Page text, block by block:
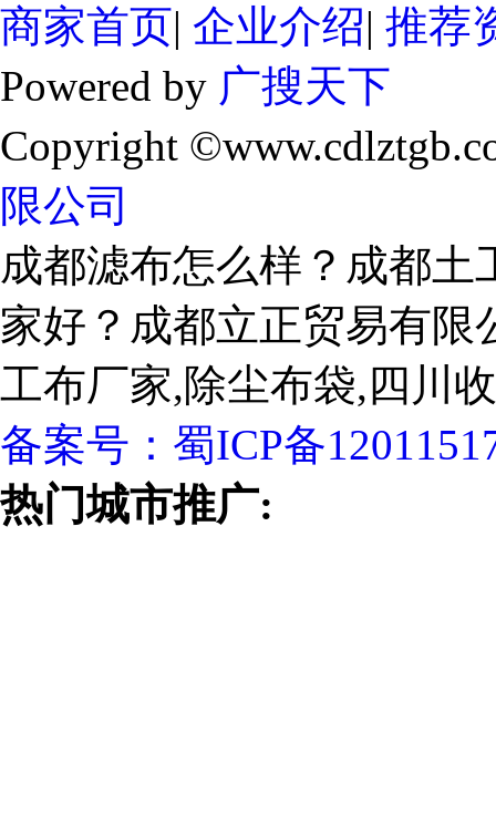
商家首页| 企业介绍| 推荐
Powered by 广搜天下
Copyright
限公司
成都滤布怎么样？成都
家好？成都立正贸易有
工布厂家,除尘布袋,四川
备案号： 蜀ICP备
热门城市推广: